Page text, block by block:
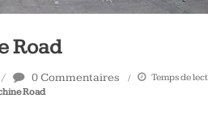
Road
0 Commentaires Temps de
Road